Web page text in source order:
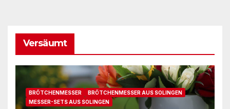
Versäumt
BRÖTCHENMESSER
BRÖTCHENMESSER AUS SOLINGEN
MESSER-SETS AUS SOLINGEN